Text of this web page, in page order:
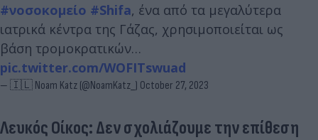
#νοσοκομείο #Shifa, ένα από τα μεγαλύτερα
ιατρικά κέντρα της Γάζας, χρησιμοποιείται ως
βάση τρομοκρατικών…
pic.twitter.com/WOFITswuad
— 🇮🇱 Noam Katz (@NoamKatz_) October 27, 2023
Λευκός Οίκος: Δεν σχολιάζουμε την επίθεση